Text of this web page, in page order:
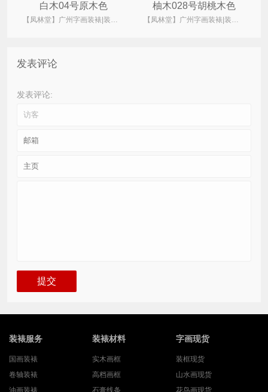
白木04号原木色
【凤林堂】广州字画装裱|装裱店|裱画|书画装裱|国画装裱
柚木028号胡桃木色
【凤林堂】广州字画装裱|装裱店|裱画|书画装裱|国画装裱
发表评论
发表评论:
装裱服务
国画装裱
卷轴装裱
油画装裱
装裱材料
实木画框
高档画框
石膏线条
字画现货
装框现货
山水画现货
花鸟画现货